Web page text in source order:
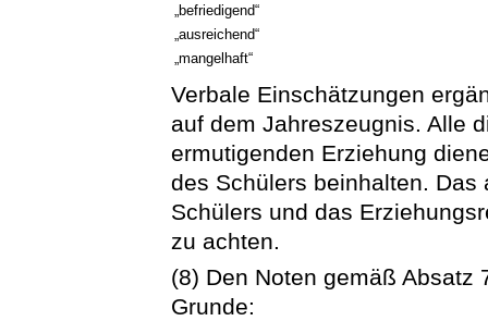
„befriedigend“
„ausreichend“
„mangelhaft“
Verbale Einschätzungen
auf dem Jahreszeugnis. Alle
ermutigenden Erziehung
des Schülers beinhalten.
Schülers und das
zu achten.
(8) Den Noten gemäß Absatz
Grunde: